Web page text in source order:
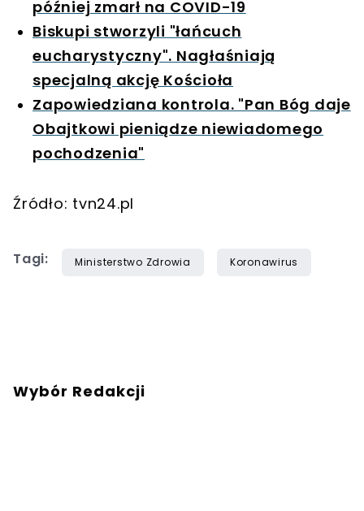
później zmarł na COVID-19
Biskupi stworzyli "łańcuch
eucharystyczny". Nagłaśniają
specjalną akcję Kościoła
Zapowiedziana kontrola. "Pan Bóg daje
Obajtkowi pieniądze niewiadomego
pochodzenia"
Źródło: tvn24.pl
Tagi: Ministerstwo Zdrowia Koronawirus
Wybór Redakcji